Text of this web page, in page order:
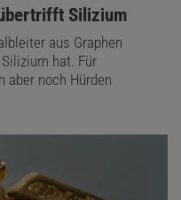
Silizium
aus Graphen
hat. Für
aber noch Hürden